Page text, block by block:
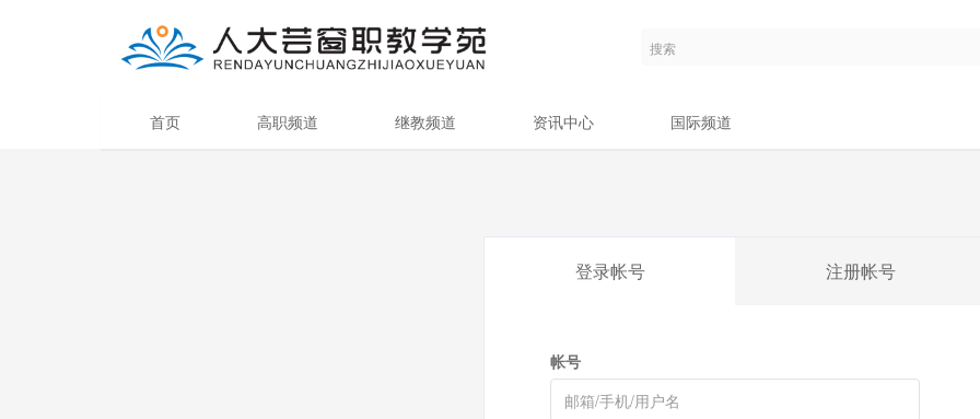
首页 高职频道 继教频道 资讯中心 国际频道
登录帐号 注册帐号
帐号